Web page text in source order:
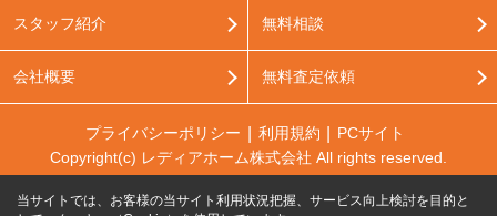
スタッフ紹介
会社概要
無料相談
無料査定依頼
プライバシーポリシー 利用規約
PCサイト
Copyright(c) レディアホーム株式会社 All rights reserved.
当サイトでは、お客様の当サイト利用状況把握、サービス向上検討を目的と